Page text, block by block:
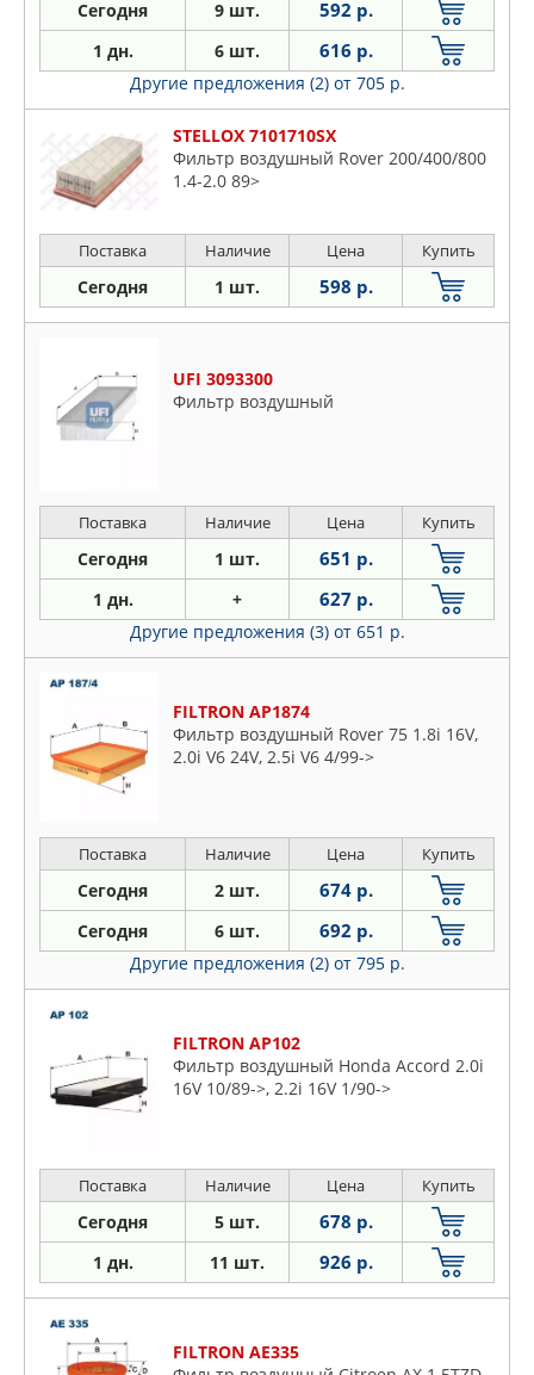
Сегодня 9 шт. 592 р.
1 дн. 6 шт. 616 р.
Другие предложения (2) от 705 р.
STELLOX 7101710SX
Фильтр воздушный Rover 200/400/800
1.4-2.0 89>
Поставка Наличие Цена Купить
Сегодня 1 шт. 598 р.
UFI 3093300
Фильтр воздушный
Поставка Наличие Цена Купить
Сегодня 1 шт. 651 р.
1 дн. + 627 р.
Другие предложения (3) от 651 р.
FILTRON AP1874
Фильтр воздушный Rover 75 1.8i 16V,
2.0i V6 24V, 2.5i V6 4/99->
Поставка Наличие Цена Купить
Сегодня 2 шт. 674 р.
Сегодня 6 шт. 692 р.
Другие предложения (2) от 795 р.
FILTRON AP102
Фильтр воздушный Honda Accord 2.0i
16V 10/89->, 2.2i 16V 1/90->
Поставка Наличие Цена Купить
Сегодня 5 шт. 678 р.
1 дн. 11 шт. 926 р.
FILTRON AE335